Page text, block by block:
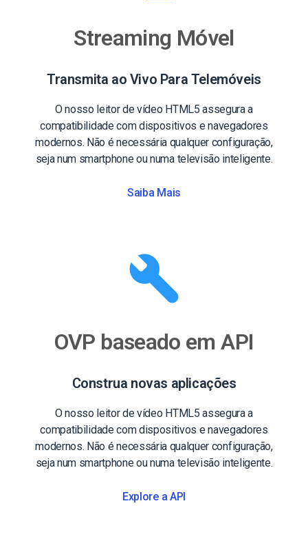
Streaming Móvel
Transmita ao Vivo Para Telemóveis
O nosso leitor de vídeo HTML5 assegura a
compatibilidade com dispositivos e navegadores
modernos. Não é necessária qualquer configuração,
seja num smartphone ou numa televisão inteligente.
Saiba Mais
OVP baseado em API
Construa novas aplicações
O nosso leitor de vídeo HTML5 assegura a
compatibilidade com dispositivos e navegadores
modernos. Não é necessária qualquer configuração,
seja num smartphone ou numa televisão inteligente.
Explore a API